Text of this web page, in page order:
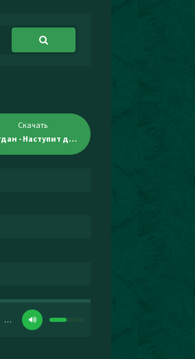
Скачать
Богдан - Наступит день и я совсем состарюсь
…